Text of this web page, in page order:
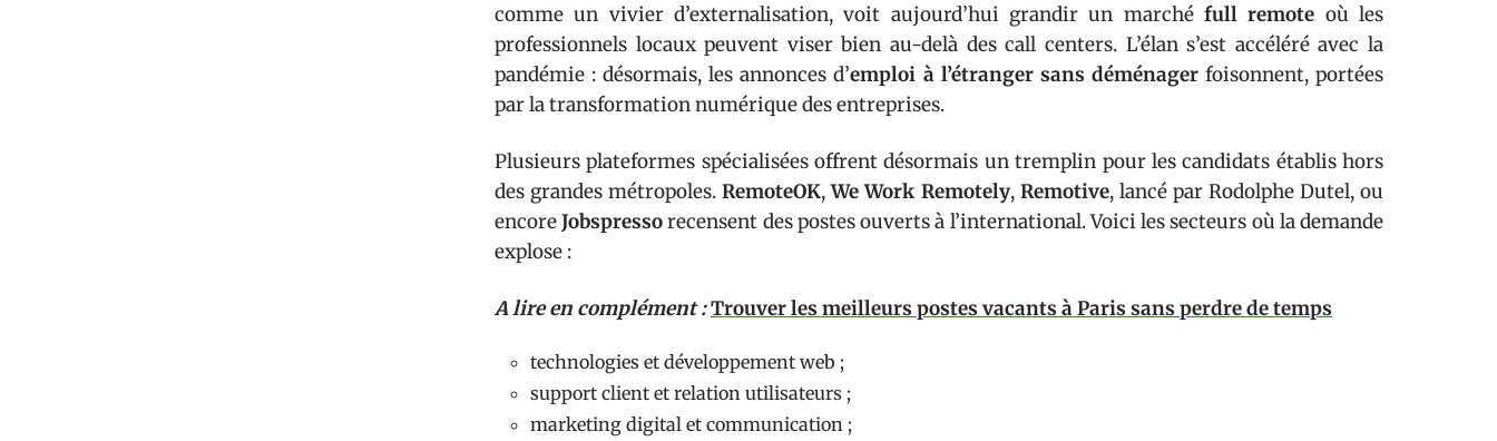
comme un vivier d’externalisation, voit aujourd’hui grandir un marché full remote où les
professionnels locaux peuvent viser bien au-delà des call centers. L’élan s’est accéléré avec la
pandémie : désormais, les annonces d’emploi à l’étranger sans déménagerfoisonnent, portées
par la transformation numérique des entreprises.
Plusieurs plateformes spécialisées offrent désormais un tremplin pour les candidats établis hors
des grandes métropoles.RemoteOK,We Work Remotely, Remotive, lancé par Rodolphe Dutel, ou
encoreJobspressorecensent des postes ouverts à l’international. Voici les secteurs où la demande
explose :
A lire en complément :Trouver les meilleurs postes vacants à Paris sans perdre de temps
technologies et développement web ;
support client et relation utilisateurs ;
marketing digital et communication ;